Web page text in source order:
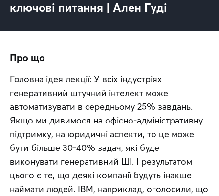
ключові питання | Ален Гуді
Про що
Головна ідея лекції: У всіх індустріях
генеративний штучний інтелект може
автоматизувати в середньому 25% завдань.
Якщо ми дивимося на офісно-адміністративну
підтримку, на юридичні аспекти, то це може
бути більше 30-40% задач, які буде
виконувати генеративний ШІ. І результатом
цього є те, що деякі компанії будуть інакше
наймати людей. IBM, наприклад, оголосили, що